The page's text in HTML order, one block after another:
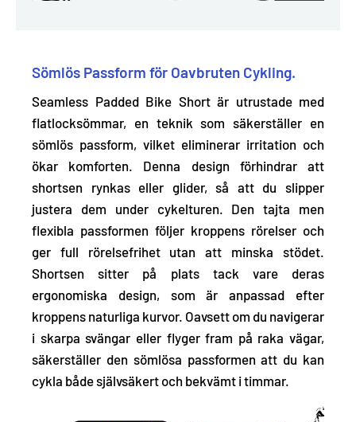
Sömlös Passform för Oavbruten Cykling.
Seamless Padded Bike Short är utrustade med
flatlocksömmar, en teknik som säkerställer en
sömlös passform, vilket eliminerar irritation och
ökar komforten. Denna design förhindrar att
shortsen rynkas eller glider, så att du slipper
justera dem under cykelturen.
Den tajta men
flexibla passformen följer kroppens rörelser och
ger full rörelsefrihet utan att minska stödet.
Shortsen sitter på plats tack vare deras
ergonomiska design, som är anpassad efter
kroppens naturliga kurvor. Oavsett om du navigerar
i skarpa svängar eller flyger fram på raka vägar,
säkerställer den sömlösa passformen att du kan
cykla både självsäkert och bekvämt i timmar.